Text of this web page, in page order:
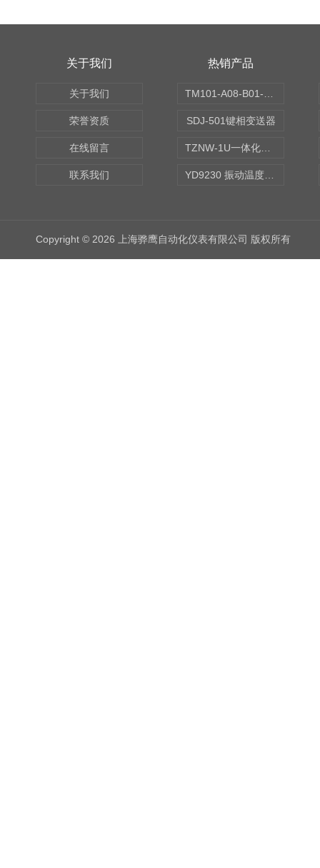
关于我们
关于我们
荣誉资质
在线留言
联系我们
热销产品
SDJ-501键相变送器
Copyright © 2026 上海骅鹰自动化仪表有限公司 版权所有